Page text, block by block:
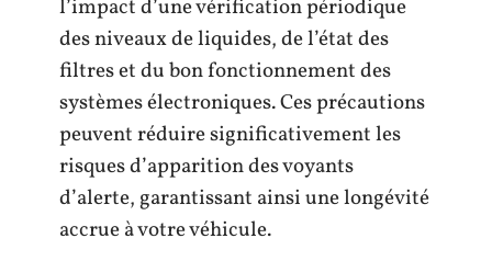
l’impact d’une vérification périodique
des niveaux de liquides, de l’état des
filtres et du bon fonctionnement des
systèmes électroniques. Ces précautions
peuvent réduire significativement les
risques d’apparition des voyants
d’alerte, garantissant ainsi une longévité
accrue à votre véhicule.